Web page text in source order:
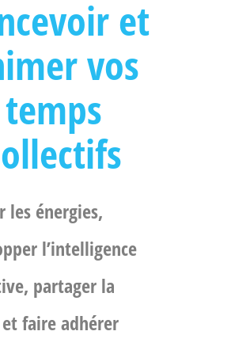
et
vos
temps
les énergies,
l’intelligence
partager la
faire adhérer